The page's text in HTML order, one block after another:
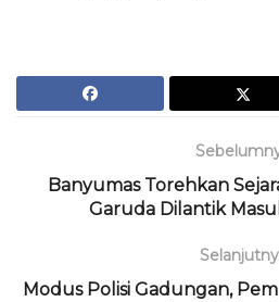
Banyumas Torehkan
Garuda Dilantik
Modus Polisi Gadungan,